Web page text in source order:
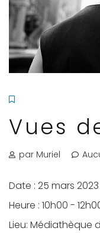
Vues
par Muriel
Date : 25 mars 2023
Heure : 10h00 -
Lieu: Médiathèque